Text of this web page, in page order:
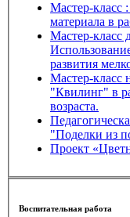
Мастер-класс
материала в
Мастер-класс
развития
Мастер-класс
"Квилинг" в
возраста.
"Поделки из
Проект
Воспитательная работа